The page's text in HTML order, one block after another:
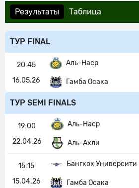
Результаты Таблица
ТУР FINAL
20:45
16.05.26
Аль-Наср
Гамба Осака
ТУР SEMI FINALS
19:00
22.04.26
Аль-Наср
Аль-Ахли
15:15
15.04.26
Бангкок Университи
Гамба Осака